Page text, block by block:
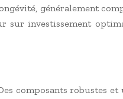
généralement
sur investissement
composants robustes